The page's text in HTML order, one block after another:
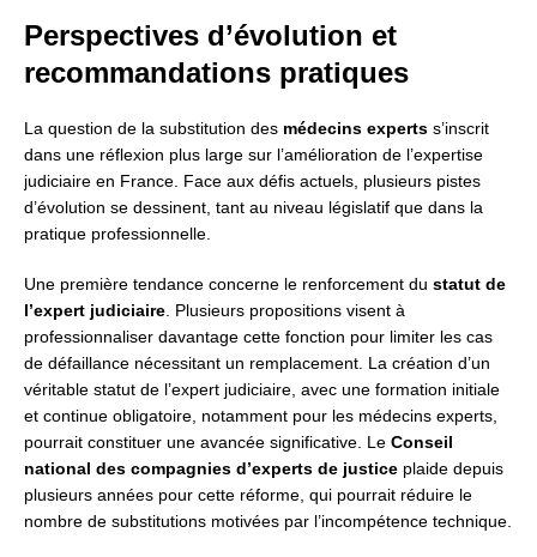
Perspectives d’évolution et
recommandations pratiques
La question de la substitution des médecins experts s’inscrit
dans une réflexion plus large sur l’amélioration de l’expertise
judiciaire en France. Face aux défis actuels, plusieurs pistes
d’évolution se dessinent, tant au niveau législatif que dans la
pratique professionnelle.
Une première tendance concerne le renforcement du statut de
l’expert judiciaire . Plusieurs propositions visent à
professionnaliser davantage cette fonction pour limiter les cas
de défaillance nécessitant un remplacement. La création d’un
véritable statut de l’expert judiciaire, avec une formation initiale
et continue obligatoire, notamment pour les médecins experts,
pourrait constituer une avancée significative. Le Conseil
national des compagnies d’experts de justice plaide depuis
plusieurs années pour cette réforme, qui pourrait réduire le
nombre de substitutions motivées par l’incompétence technique.